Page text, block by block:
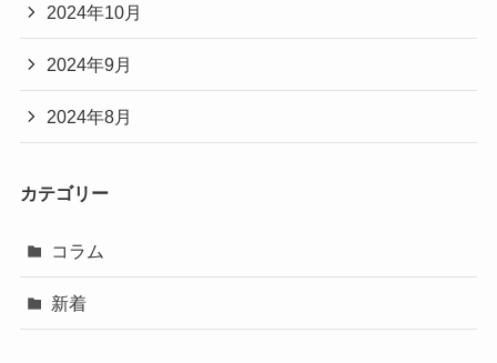
2024年10月
2024年9月
2024年8月
カテゴリー
コラム
新着